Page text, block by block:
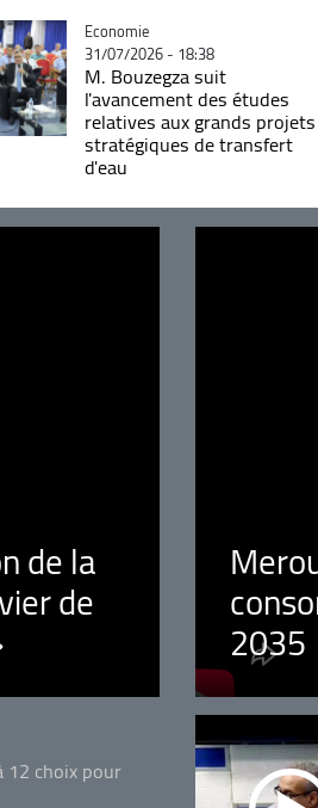
Catégorie
Economie
31/07/2026 - 18:38
M. Bouzegza suit
l'avancement des études
relatives aux grands projets
stratégiques de transfert
d'eau
de la
de
2035
12 choix pour